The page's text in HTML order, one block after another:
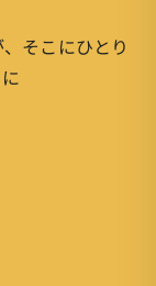
そこにひとり